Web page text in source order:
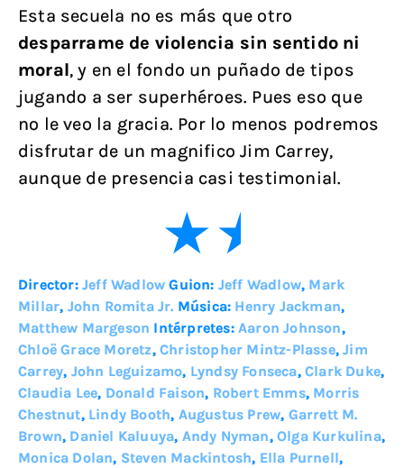
Esta secuela no es más que otro
desparrame de violencia sin sentido ni
moral, y en el fondo un puñado de tipos
jugando a ser superhéroes. Pues eso que
no le veo la gracia. Por lo menos podremos
disfrutar de un magnifico Jim Carrey,
aunque de presencia casi testimonial.
Director: Jeff Wadlow Guion: Jeff Wadlow, Mark
Millar, John Romita Jr. Música: Henry Jackman,
Matthew Margeson Intérpretes:Aaron Johnson,
Chloë Grace Moretz,Christopher Mintz-Plasse,Jim
Carrey, John Leguizamo, Lyndsy Fonseca,Clark Duke,
Claudia Lee, Donald Faison, Robert Emms, Morris
Chestnut, Lindy Booth, Augustus Prew, Garrett M.
Brown, Daniel Kaluuya, Andy Nyman,Olga Kurkulina,
Monica Dolan, Steven Mackintosh, Ella Purnell,